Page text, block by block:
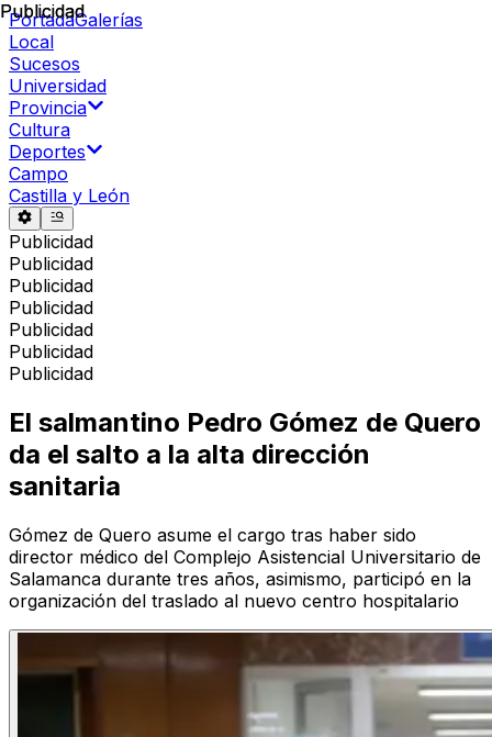
PortadaGalerías
Local
Sucesos
Universidad
Provincia
Cultura
Deportes
Campo
Castilla y León
Publicidad
Publicidad
Publicidad
Publicidad
Publicidad
Publicidad
Publicidad
Publicidad
El salmantino Pedro Gómez de Quero
da el salto a la alta dirección
sanitaria
Gómez de Quero asume el cargo tras haber sido
director médico del Complejo Asistencial Universitario de
Salamanca durante tres años, asimismo, participó en la
organización del traslado al nuevo centro hospitalario
Publicidad